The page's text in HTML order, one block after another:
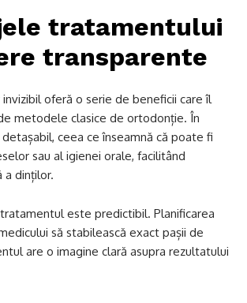
tratamentului
transparente
oferă o serie de beneficii care îl
metodele clasice de ortodonție. În
ceea ce înseamnă că poate fi
sau al igienei orale, facilitând
a dinților.
este predictibil. Planificarea
să stabilească exact pașii de
are o imagine clară asupra rezultatului